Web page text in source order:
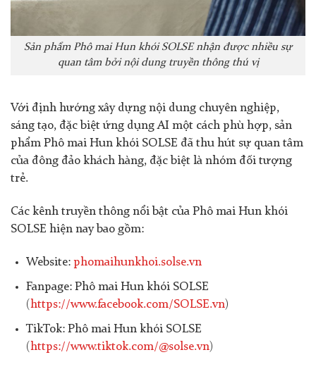
Sản phẩm Phô mai Hun khói SOLSE nhận được nhiều sự
quan tâm bởi nội dung truyền thông thú vị
Với định hướng xây dựng nội dung chuyên nghiệp,
sáng tạo, đặc biệt ứng dụng AI một cách phù hợp, sản
phẩm Phô mai Hun khói SOLSE đã thu hút sự quan tâm
của đông đảo khách hàng, đặc biệt là nhóm đối tượng
trẻ.
Các kênh truyền thông nổi bật của Phô mai Hun khói
SOLSE hiện nay bao gồm:
Website:phomaihunkhoi.solse.vn
Fanpage: Phô mai Hun khói SOLSE
(https://www.facebook.com/SOLSE.vn)
TikTok: Phô mai Hun khói SOLSE
(https://www.tiktok.com/@solse.vn)